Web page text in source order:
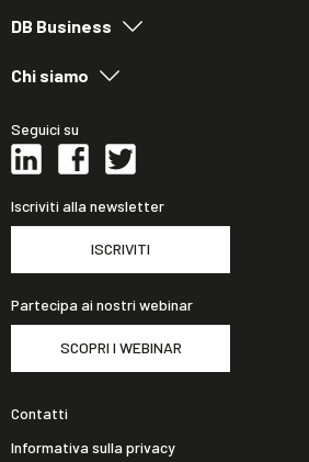
DB Business
Chi siamo
Seguici su
Iscriviti alla newsletter
ISCRIVITI
Partecipa ai nostri webinar
SCOPRI I WEBINAR
Contatti
Informativa sulla privacy